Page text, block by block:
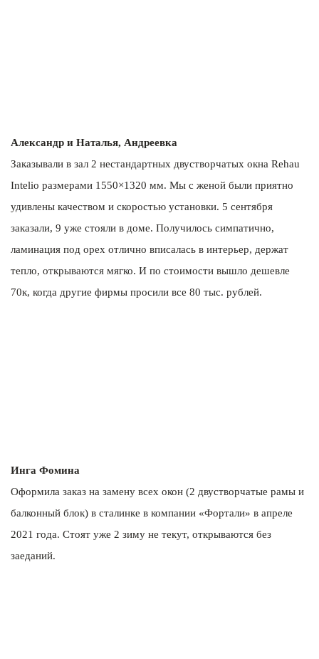
Александр и Наталья, Андреевка
Заказывали в зал 2 нестандартных двустворчатых окна Rehau
Intelio размерами 1550×1320 мм. Мы с женой были приятно
удивлены качеством и скоростью установки. 5 сентября
заказали, 9 уже стояли в доме. Получилось симпатично,
ламинация под орех отлично вписалась в интерьер, держат
тепло, открываются мягко. И по стоимости вышло дешевле
70к, когда другие фирмы просили все 80 тыс. рублей.
Инга Фомина
Оформила заказ на замену всех окон (2 двустворчатые рамы и
балконный блок) в сталинке в компании «Фортали» в апреле
2021 года. Стоят уже 2 зиму не текут, открываются без
заеданий.